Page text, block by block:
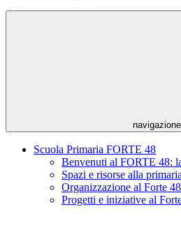
navigazione
Scuola Primaria FORTE 48
Benvenuti al FORTE 48:
Spazi e risorse alla
Organizzazione al Forte
Progetti e iniziative al